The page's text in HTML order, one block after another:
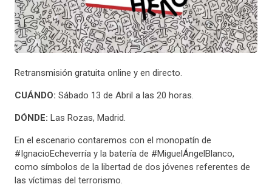
Retransmisión gratuita online y en directo.
CUÁNDO: Sábado 13 de Abril a las 20 horas.
DÓNDE: Las Rozas, Madrid.
En el escenario contaremos con el monopatín de
#IgnacioEcheverría y la batería de #MiguelÁngelBlanco,
como símbolos de la libertad de dos jóvenes referentes de
las víctimas del terrorismo.